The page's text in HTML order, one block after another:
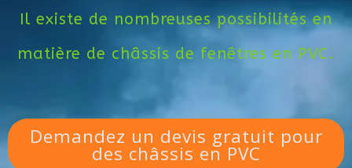
Il existe de nombreuses possibilités en
matière de châssis de fenêtres en PVC.
Demandez un devis gratuit pour
des châssis en PVC